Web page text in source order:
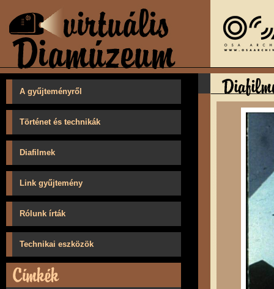
A gyűjteményről
Történet és technikák
Diafilmek
Link gyűjtemény
Rólunk írták
Technikai eszközök